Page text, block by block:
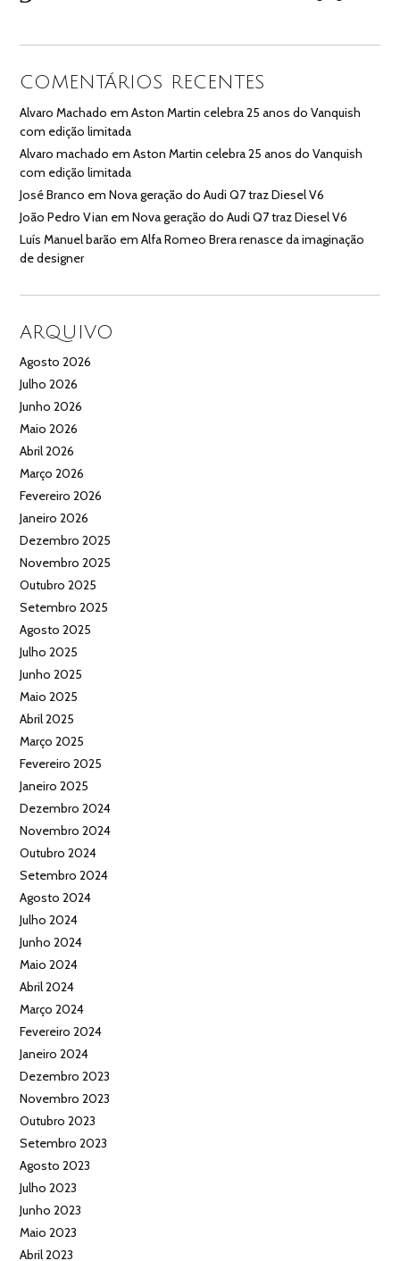
COMENTÁRIOS RECENTES
Alvaro Machado emAston Martin celebra 25 anos do Vanquish
com edição limitada
Alvaro machado emAston Martin celebra 25 anos do Vanquish
com edição limitada
José Branco emNova geração do Audi Q7 traz Diesel V6
João Pedro Vian emNova geração do Audi Q7 traz Diesel V6
Luís Manuel barão emAlfa Romeo Brera renasce da imaginação
de designer
ARQUIVO
Agosto 2026
Julho 2026
Junho 2026
Maio 2026
Abril 2026
Março 2026
Fevereiro 2026
Janeiro 2026
Dezembro 2025
Novembro 2025
Outubro 2025
Setembro 2025
Agosto 2025
Julho 2025
Junho 2025
Maio 2025
Abril 2025
Março 2025
Fevereiro 2025
Janeiro 2025
Dezembro 2024
Novembro 2024
Outubro 2024
Setembro 2024
Agosto 2024
Julho 2024
Junho 2024
Maio 2024
Abril 2024
Março 2024
Fevereiro 2024
Janeiro 2024
Dezembro 2023
Novembro 2023
Outubro 2023
Setembro 2023
Agosto 2023
Julho 2023
Junho 2023
Maio 2023
Abril 2023